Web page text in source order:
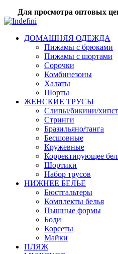
Для просмотра оптовых
ДОМАШНЯЯ ОДЕЖДА
Пижамы с брюками
Пижамы с шортами
Сорочки
Комбинезоны
Халаты
Шорты
ЖЕНСКИЕ ТРУСЫ
Слипы/бикини/
Стринги
Бразильяно/танга
Бесшовные
Кружевные
Корректирующее
Шортики
Набор трусов
НИЖНЕЕ БЕЛЬЕ
Бюстгальтеры
Комплекты белья
Пышные формы
Боди
Корсеты
Майки
ПЛЯЖ